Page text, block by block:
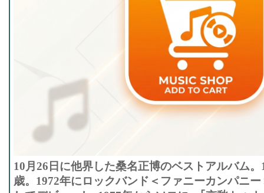
10月26日に他界した桑名正博のベストアルバム
歳。1972年にロックバンド＜ファニーカンパニ